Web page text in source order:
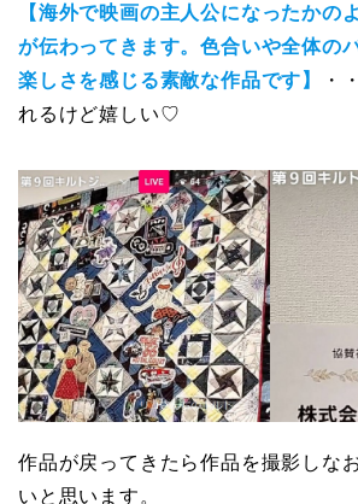
【海外で映画の主人公になったかの
が伝わってきます。色合いや全体の
楽しさを感じる素敵な作品です】
・
れるけど嬉しい♡
作品が戻ってきたら作品を撮影しな
いと思います。